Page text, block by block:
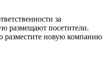
за
размещают посетители.
разместите новую компанию